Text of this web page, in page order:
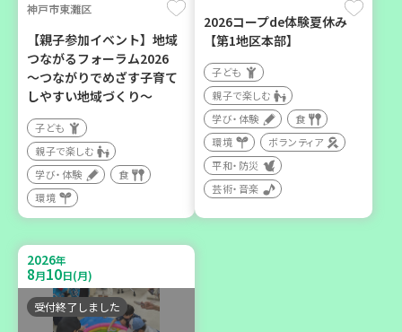
「フードプラン上富田みか
ん」バスで行く 産地見学＆
生産者交流会
学び・体験 食
野菜を食べよう！ベジ活キ
ャンペーン【第２地区】
子ども
親子で楽しむ
学び・体験
食
2026年
9月12日(土)
豊岡市
神戸市東灘区
【親子参加イベント】地域
つながるフォーラム2026
～つながりでめざす子育て
しやすい地域づくり～
子ども
親子で楽しむ
学び・体験
食
環境
2026コープde体験夏休み
【第1地区本部】
子ども
親子で楽しむ
学び・体験
食
環境
ボランティア
平和・防災
芸術・音楽
2026年
8月10日(月)
受付終了しました